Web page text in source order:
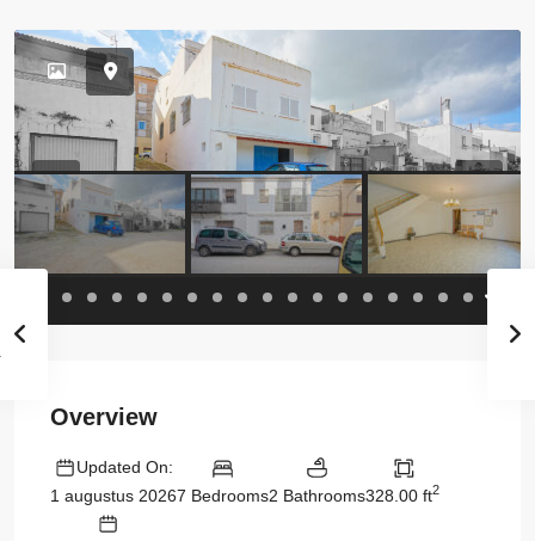
Previous
Overview
Updated On:
1 augustus 20267 Bedrooms2 Bathrooms328.00 ft2